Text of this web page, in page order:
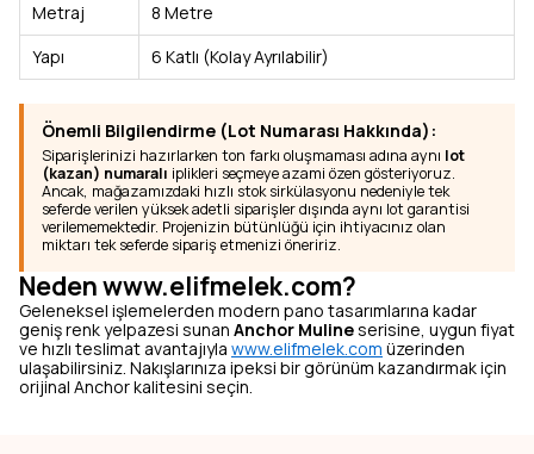
Metraj
8 Metre
Yapı
6 Katlı (Kolay Ayrılabilir)
Önemli Bilgilendirme (Lot Numarası Hakkında):
Siparişlerinizi hazırlarken ton farkı oluşmaması adına aynı lot
(kazan) numaralı iplikleri seçmeye azami özen gösteriyoruz.
Ancak, mağazamızdaki hızlı stok sirkülasyonu nedeniyle tek
seferde verilen yüksek adetli siparişler dışında aynı lot garantisi
verilememektedir. Projenizin bütünlüğü için ihtiyacınız olan
miktarı tek seferde sipariş etmenizi öneririz.
Neden www.elifmelek.com?
Geleneksel işlemelerden modern pano tasarımlarına kadar
geniş renk yelpazesi sunan Anchor Mulineserisine, uygun fiyat
ve hızlı teslimat avantajıyla www.elifmelek.com üzerinden
ulaşabilirsiniz. Nakışlarınıza ipeksi bir görünüm kazandırmak için
orijinal Anchor kalitesini seçin.